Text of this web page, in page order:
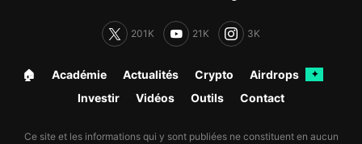
201K 21K 3K
🏠︎ Académie Actualités Crypto Airdrops ✦
Investir Vidéos Outils Contact
Ce site et les informations qui y sont publiées ne constituent en aucun